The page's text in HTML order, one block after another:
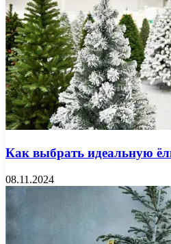
Как выбрать идеальную
08.11.2024